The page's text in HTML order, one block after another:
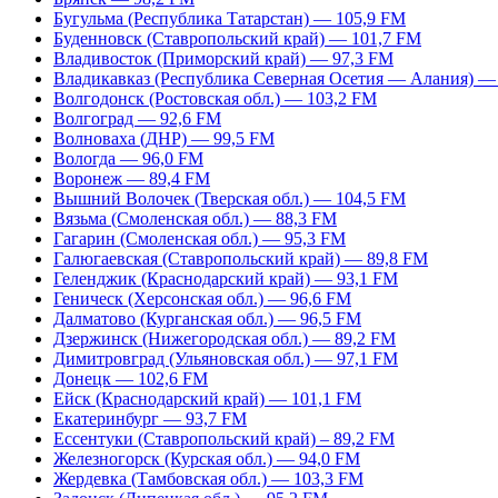
Бугульма (Республика Татарстан) — 105,9 FM
Буденновск (Ставропольский край) — 101,7 FM
Владивосток (Приморский край) — 97,3 FM
Владикавказ (Республика Северная Осетия — Алания)
Волгодонск (Ростовская обл.) — 103,2 FM
Волгоград — 92,6 FM
Волноваха (ДНР) — 99,5 FM
Вологда — 96,0 FM
Воронеж — 89,4 FM
Вышний Волочек (Тверская обл.) — 104,5 FM
Вязьма (Смоленская обл.) — 88,3 FM
Гагарин (Смоленская обл.) — 95,3 FM
Галюгаевская (Ставропольский край) — 89,8 FM
Геленджик (Краснодарский край) — 93,1 FM
Геническ (Херсонская обл.) — 96,6 FM
Далматово (Курганская обл.) — 96,5 FM
Дзержинск (Нижегородская обл.) — 89,2 FM
Димитровград (Ульяновская обл.) — 97,1 FM
Донецк — 102,6 FM
Ейск (Краснодарский край) — 101,1 FM
Екатеринбург — 93,7 FM
Ессентуки (Ставропольский край) – 89,2 FM
Железногорск (Курская обл.) — 94,0 FM
Жердевка (Тамбовская обл.) — 103,3 FM